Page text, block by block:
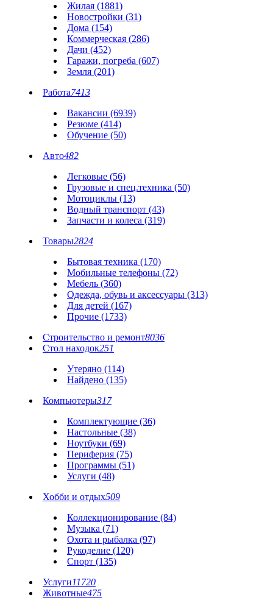
Жилая (1881)
Новостройки (31)
Дома (154)
Коммерческая (286)
Дачи (452)
Гаражи, погреба (607)
Земля (201)
Работа7413
Вакансии (6939)
Резюме (414)
Обучение (50)
Авто482
Легковые (56)
Грузовые и спец.техника (50)
Мотоциклы (13)
Водный транспорт (43)
Запчасти и колеса (319)
Товары2824
Бытовая техника (170)
Мобильные телефоны (72)
Мебель (360)
Одежда, обувь и аксессуары (313)
Для детей (167)
Прочие (1733)
Строительство и ремонт8036
Стол находок251
Утеряно (114)
Найдено (135)
Компьютеры317
Комплектующие (36)
Настольные (38)
Ноутбуки (69)
Периферия (75)
Программы (51)
Услуги (48)
Хобби и отдых509
Коллекционирование (84)
Музыка (71)
Охота и рыбалка (97)
Рукоделие (120)
Спорт (135)
Услуги11720
Животные475